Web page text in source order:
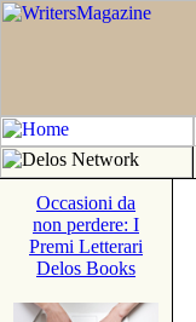
Occasioni da
non perdere: I
Premi Letterari
Delos Books